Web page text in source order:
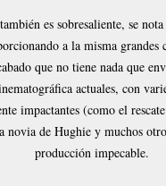
es sobresaliente, se
a la misma grandes
que no tiene nada que
actuales, con
impactantes (como el
novia de Hughie y muchos
producción impecable.